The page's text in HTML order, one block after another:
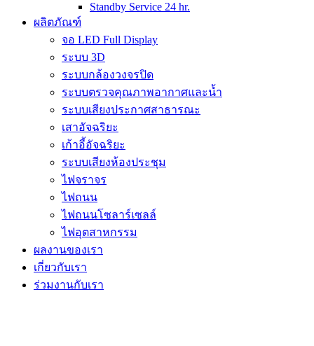
Standby Service 24 hr.
ผลิตภัณฑ์
จอ LED Full Display
ระบบ 3D
ระบบกล้องวงจรปิด
ระบบตรวจคุณภาพอากาศและน้ำ
ระบบเสียงประกาศสาธารณะ
เสาอัจฉริยะ
เก้าอี้อัจฉริยะ
ระบบเสียงห้องประชุม
ไฟจราจร
ไฟถนน
ไฟถนนโซลาร์เซลล์
ไฟอุตสาหกรรม
ผลงานของเรา
เกี่ยวกับเรา
ร่วมงานกับเรา